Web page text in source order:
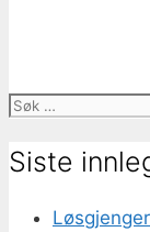
Søk
Siste